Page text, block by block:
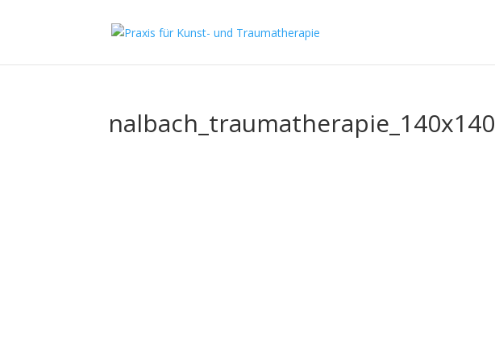
nalbach_traumatherapie_140x140